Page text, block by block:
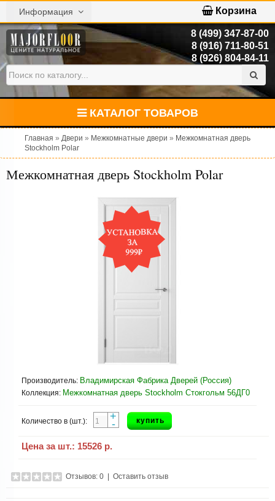
Информация Корзина
8 (499) 347-87-00
8 (916) 711-80-51
8 (926) 804-84-11
КАТАЛОГ ТОВАРОВ
Главная » Двери » Межкомнатные двери » Межкомнатная дверь
Stockholm Polar
Межкомнатная дверь Stockholm Polar
Производитель: Владимирская Фабрика Дверей (Россия)
Коллекция: Межкомнатная дверь Stockholm Стокгольм 56ДГ0
Количество в (шт.): +
- купить
Цена за шт.: 15526 р.
Отзывов: 0 Оставить отзыв